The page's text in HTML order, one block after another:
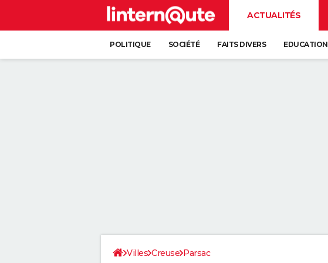
ACTUALITÉS
POLITIQUE SOCIÉTÉ FAITS DIVERS EDUCATION
Villes Creuse Parsac